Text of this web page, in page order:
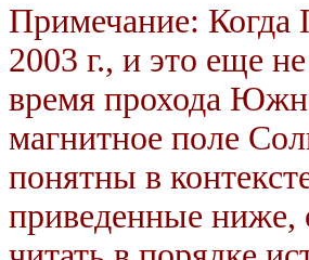
Примечание: Когда
2003 г., и это еще
время прохода
магнитное поле
понятны в
приведенные ниже,